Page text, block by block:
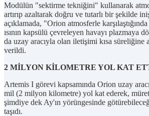
Modülün "sektirme tekniğini" kullanarak
artırıp azaltarak doğru ve tutarlı bir şekilde
açıklamada, "Orion atmosferle
ısının kapsülü çevreleyen havayı plazmaya
da uzay aracıyla olan iletişimi kısa süreliğine
verildi.
2 MİLYON KİLOMETRE YOL KAT
Artemis I görevi kapsamında Orion uzay
mil (2 milyon kilometre) yol kat ederek,
şimdiye dek Ay'ın yörüngesinde
taşıdı.